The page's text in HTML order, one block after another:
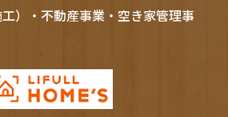
）・不動産事業・空き家管理事